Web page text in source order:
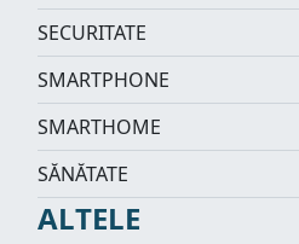
8: Cum se adaugă
PC
Adrian Rusen
oferă o nouă
și eliminarea
SECURITATE
SMARTPHONE
SMARTHOME
SĂNĂTATE
ALTELE